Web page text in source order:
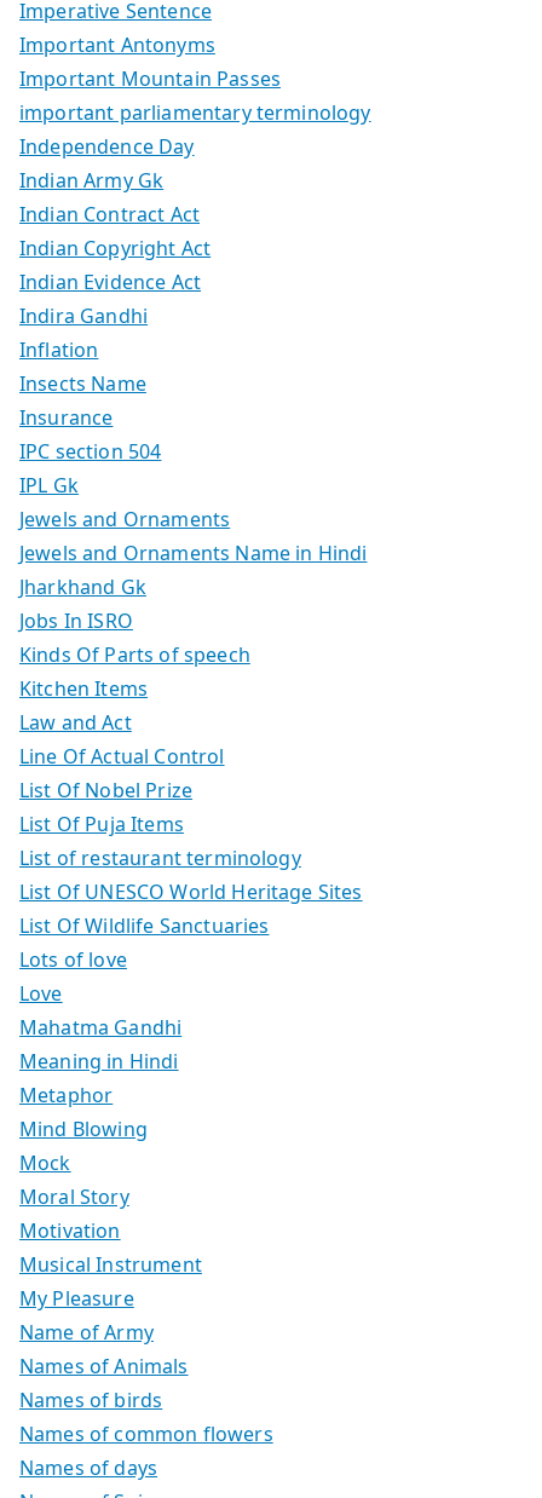
Imperative Sentence
Important Antonyms
Important Mountain Passes
important parliamentary terminology
Independence Day
Indian Army Gk
Indian Contract Act
Indian Copyright Act
Indian Evidence Act
Indira Gandhi
Inflation
Insects Name
Insurance
IPC section 504
IPL Gk
Jewels and Ornaments
Jewels and Ornaments Name in Hindi
Jharkhand Gk
Jobs In ISRO
Kinds Of Parts of speech
Kitchen Items
Law and Act
Line Of Actual Control
List Of Nobel Prize
List Of Puja Items
List of restaurant terminology
List Of UNESCO World Heritage Sites
List Of Wildlife Sanctuaries
Lots of love
Love
Mahatma Gandhi
Meaning in Hindi
Metaphor
Mind Blowing
Mock
Moral Story
Motivation
Musical Instrument
My Pleasure
Name of Army
Names of Animals
Names of birds
Names of common flowers
Names of days